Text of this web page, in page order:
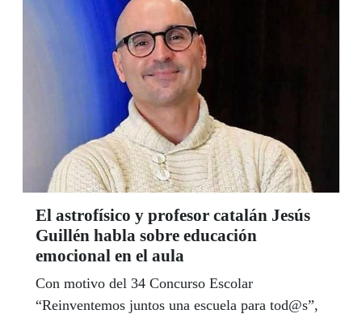
El astrofísico y profesor catalán Jesús
Guillén habla sobre educación
emocional en el aula
Con motivo del 34 Concurso Escolar
“Reinventemos juntos una escuela para tod@s”,